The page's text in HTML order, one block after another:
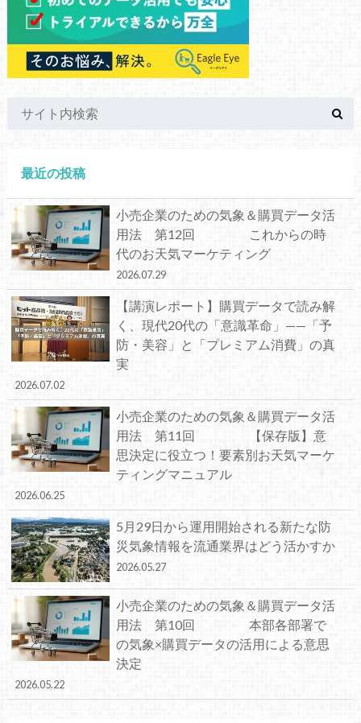
最近の投稿
小売企業のための気象＆購買データ活
用法 第12回 これからの時
代のお天気マーケティング
2026.07.29
【講演レポート】購買データで読み解
く、現代20代の「意識革命」——「予
防・美容」と「プレミアム消費」の真
実
2026.07.02
小売企業のための気象＆購買データ活
用法 第11回 【保存版】意
思決定に役立つ！要素別お天気マーケ
ティングマニュアル
2026.06.25
5月29日から運用開始される新たな防
災気象情報を流通業界はどう活かすか
2026.05.27
小売企業のための気象＆購買データ活
用法 第10回 本部各部署で
の気象×購買データの活用による意思
決定
2026.05.22